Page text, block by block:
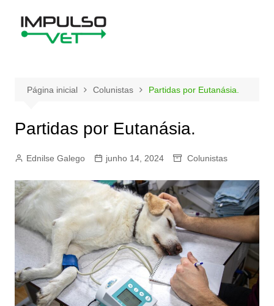
Página inicial Colunistas Partidas por Eutanásia.
Partidas por Eutanásia.
Ednilse Galego junho 14, 2024 Colunistas